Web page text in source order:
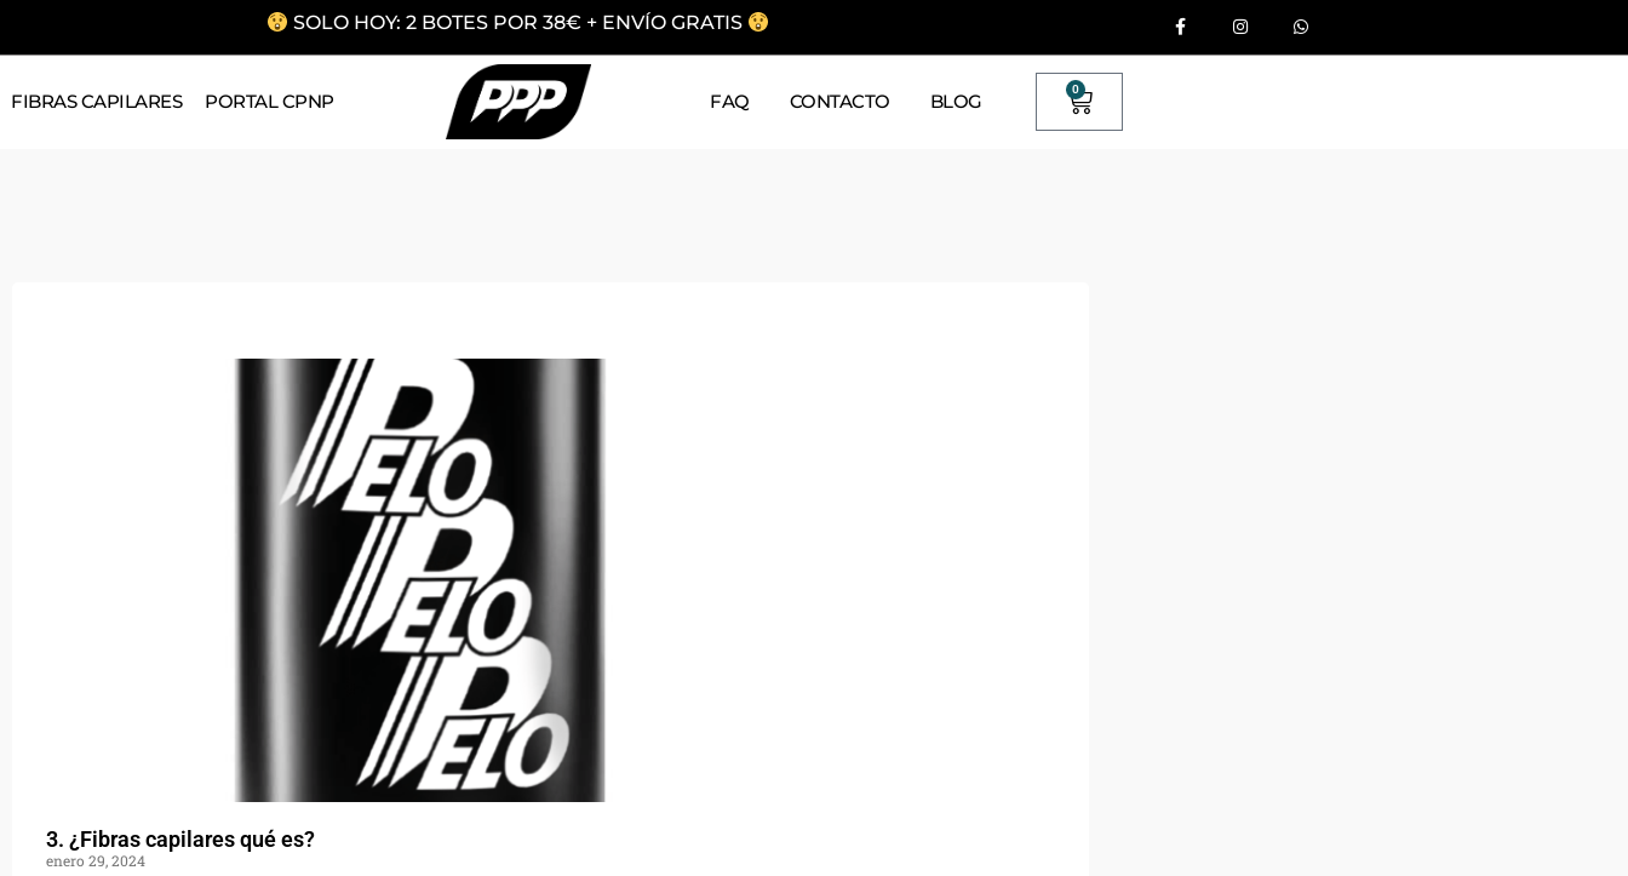
SOLO HOY: 2 BOTES POR 38€ + ENVÍO GRATIS
FIBRAS CAPILARES PORTAL CPNP FAQ CONTACTO BLOG
0
3. ¿Fibras capilares qué es?
enero 29, 2024